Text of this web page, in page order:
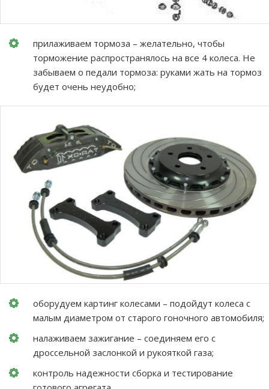
прилаживаем тормоза – желательно, чтобы
торможение распространялось на все 4 колеса. Не
забываем о педали тормоза: руками жать на тормоз
будет очень неудобно;
оборудуем картинг колесами – подойдут колеса с
малым диаметром от старого гоночного автомобиля;
налаживаем зажигание – соединяем его с
дроссельной заслонкой и рукояткой газа;
контроль надежности сборка и тестирование